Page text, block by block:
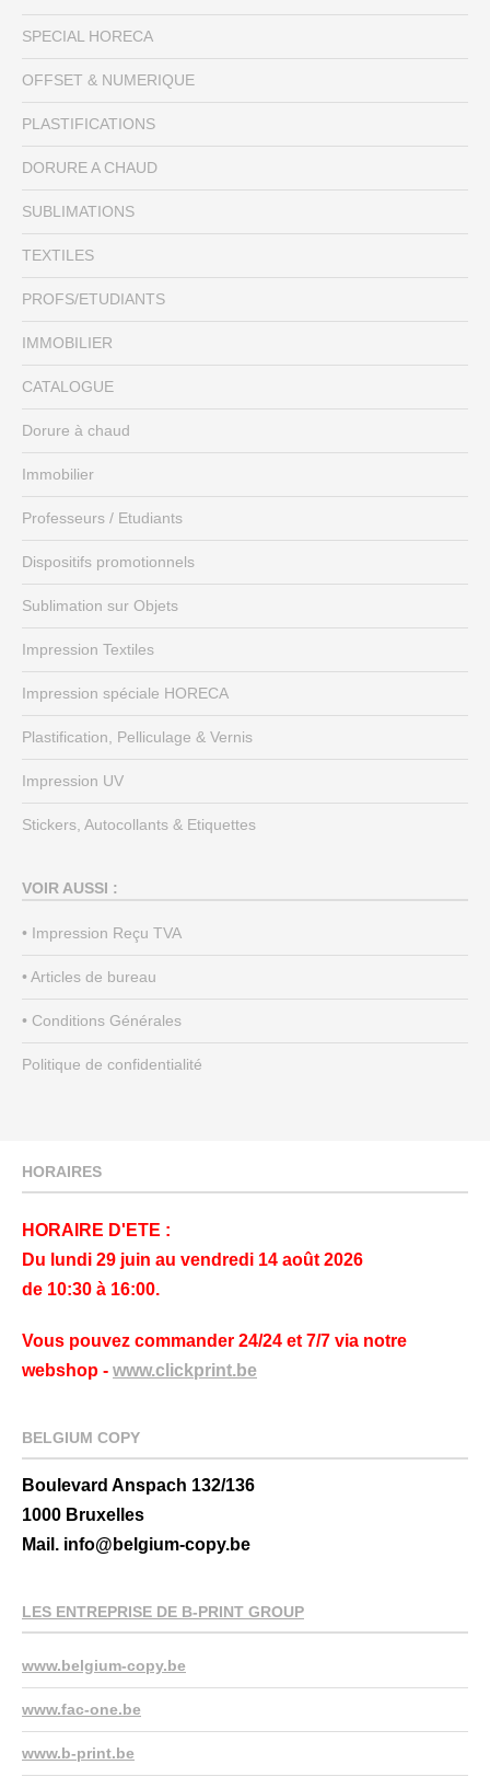
SPECIAL HORECA
OFFSET & NUMERIQUE
PLASTIFICATIONS
DORURE A CHAUD
SUBLIMATIONS
TEXTILES
PROFS/ETUDIANTS
IMMOBILIER
CATALOGUE
Dorure à chaud
Immobilier
Professeurs / Etudiants
Dispositifs promotionnels
Sublimation sur Objets
Impression Textiles
Impression spéciale HORECA
Plastification, Pelliculage & Vernis
Impression UV
Stickers, Autocollants & Etiquettes
VOIR AUSSI :
• Impression Reçu TVA
• Articles de bureau
• Conditions Générales
Politique de confidentialité
HORAIRES
HORAIRE D'ETE :
Du lundi 29 juin au vendredi 14 août 2026
de 10:30 à 16:00.
Vous pouvez commander 24/24 et 7/7 via notre
webshop - www.clickprint.be
BELGIUM COPY
Boulevard Anspach 132/136
1000 Bruxelles
Mail. info@belgium-copy.be
LES ENTREPRISE DE B-PRINT GROUP
www.belgium-copy.be
www.fac-one.be
www.b-print.be